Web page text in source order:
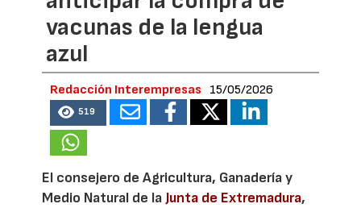
vacunas de la lengua
azul
Redacción Interempresas 15/05/2026
519
El consejero de Agricultura, Ganadería y
Medio Natural de laJunta de Extremadura,